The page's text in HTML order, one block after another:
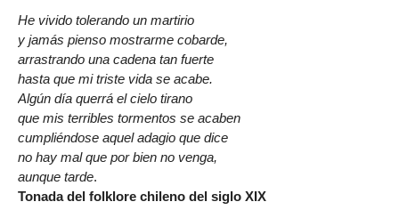
He vivido tolerando un martirio
y jamás pienso mostrarme cobarde,
arrastrando una cadena tan fuerte
hasta que mi triste vida se acabe.
Algún día querrá el cielo tirano
que mis terribles tormentos se acaben
cumpliéndose aquel adagio que dice
no hay mal que por bien no venga,
aunque tarde.
Tonada del folklore chileno del siglo XIX